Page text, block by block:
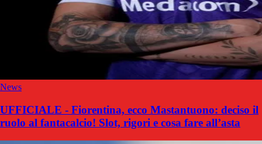
News
UFFICIALE - Fiorentina, ecco Mastantuono: deciso il
ruolo al fantacalcio! Slot, rigori e cosa fare all’asta